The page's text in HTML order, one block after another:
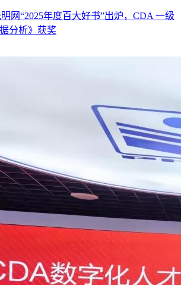
网“2025年度百大好书”出炉，CDA 一级
分析》获奖